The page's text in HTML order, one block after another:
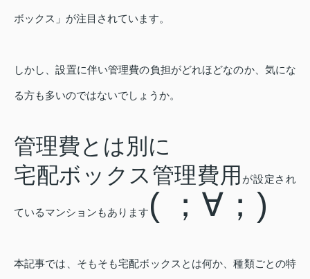
ボックス」が注目されています。
しかし、設置に伴い管理費の負担がどれほどなのか、気にな
る方も多いのではないでしょうか。
管理費とは別に
宅配ボックス管理費用 が設定され
ているマンションもあります ( ；∀；)
本記事では、そもそも宅配ボックスとは何か、種類ごとの特